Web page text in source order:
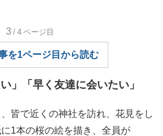
3 /4 ページ目
を1ページ目から読む
」「早く友達に会いたい」
皆で近くの神社を訪れ、花見をし
1本の桜の絵を描き、全員が